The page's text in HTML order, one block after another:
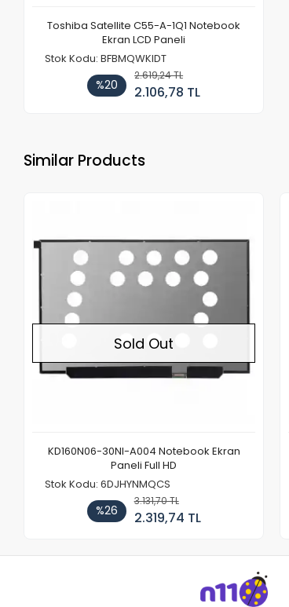
Toshiba Satellite C55-A-1Q1 Notebook
Ekran LCD Paneli
Stok Kodu: BFBMQWKIDT
%20
2.619,24 TL
2.106,78 TL
Similar Products
Sold Out
KD160N06-30NI-A004 Notebook Ekran
Paneli Full HD
Stok Kodu: 6DJHYNMQCS
%26
3.131,70 TL
2.319,74 TL